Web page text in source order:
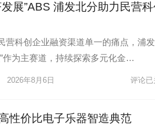
展”ABS 浦发北分助力民营科
营科创企业融资渠道单一的痛点，浦
作为主赛道，持续探索多元化金…
2026年8月6日 评论已
性价比电子乐器智造典范